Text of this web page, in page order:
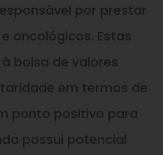
por prestar
oncológicos. Estas
bolsa de valores
em termos de
ponto positivo para
possui potencial